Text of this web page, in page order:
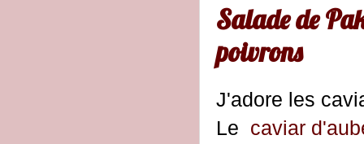
Salade de
poivrons
J'adore les
Le caviar